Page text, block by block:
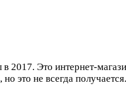
в 2017. Это интернет-
это не всегда